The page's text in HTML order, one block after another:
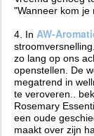
"Wanneer kom je
4. In AW-
zo lang op ons
openstellen. De
megatrend in
te veroveren..
Rosemary
een oude
maakt over zijn